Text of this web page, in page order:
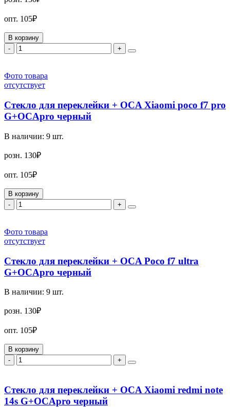
опт. 105₽
В корзину
-
+
Фото товара
отсутствует
Стекло для переклейки + OCA Xiaomi poco f7 pro
G+OCApro черный
В наличии: 9 шт.
розн. 130₽
опт. 105₽
В корзину
-
+
Фото товара
отсутствует
Стекло для переклейки + OCA Poco f7 ultra
G+OCApro черный
В наличии: 9 шт.
розн. 130₽
опт. 105₽
В корзину
-
+
Стекло для переклейки + OCA Xiaomi redmi note
14s G+OCApro черный